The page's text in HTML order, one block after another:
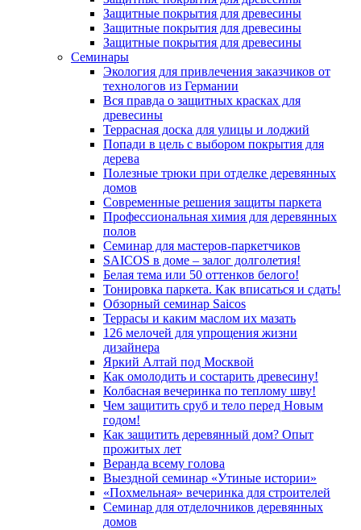
Защитные покрытия для древесины
Защитные покрытия для древесины
Защитные покрытия для древесины
Семинары
Экология для привлечения заказчиков от
технологов из Германии
Вся правда о защитных красках для
древесины
Террасная доска для улицы и лоджий
Попади в цель с выбором покрытия для
дерева
Полезные трюки при отделке деревянных
домов
Современные решения защиты паркета
Профессиональная химия для деревянных
полов
Семинар для мастеров-паркетчиков
SAICOS в доме – залог долголетия!
Белая тема или 50 оттенков белого!
Тонировка паркета. Как вписаться и сдать!
Обзорный семинар Saicos
Террасы и каким маслом их мазать
126 мелочей для упрощения жизни
дизайнера
Яркий Алтай под Москвой
Как омолодить и состарить древесину!
Колбасная вечеринка по теплому шву!
Чем защитить сруб и тело перед Новым
годом!
Как защитить деревянный дом? Опыт
прожитых лет
Веранда всему голова
Выездной семинар «Утиные истории»
«Похмельная» вечеринка для строителей
Семинар для отделочников деревянных
домов